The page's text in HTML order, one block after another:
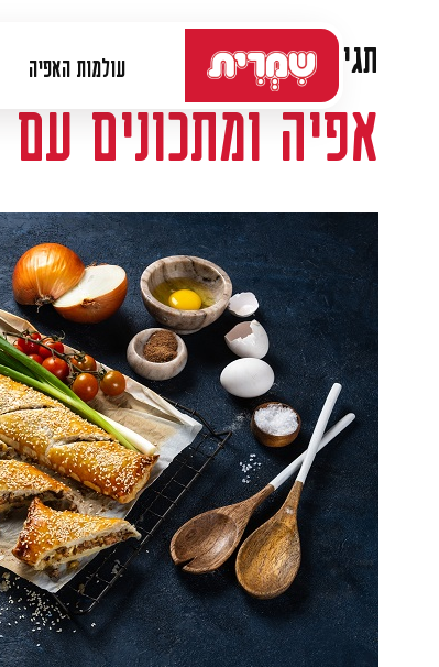
ניווט ראשי עולמות האפיה תגית:בצק עלים
אפיה ומתכונים